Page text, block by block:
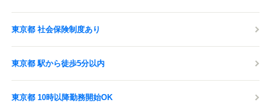
東京都 社会保険制度あり
東京都 駅から徒歩5分以内
東京都 10時以降勤務開始OK